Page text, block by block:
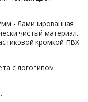
- Ламинированная
чистый материал.
кромкой ПВХ
с логотипом